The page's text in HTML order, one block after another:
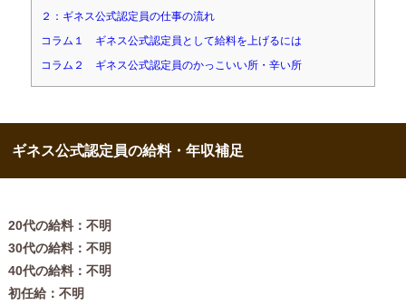
２：ギネス公式認定員の仕事の流れ
コラム１ ギネス公式認定員として給料を上げるには
コラム２ ギネス公式認定員のかっこいい所・辛い所
ギネス公式認定員の給料・年収補足
20代の給料：不明
30代の給料：不明
40代の給料：不明
初任給：不明